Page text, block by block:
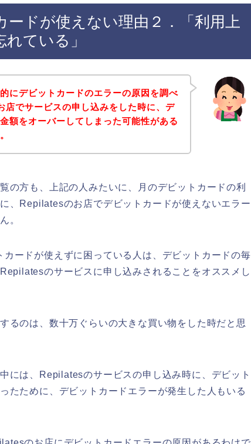
ードが使えない理由２．「利用上
ている」
にデビットカードのエラーの原因を調べ
でサービスの申し込みをした時に、デ
額をオーバーしてしまった可能性がある
の方も、上記の人みたいに、月のデビットカードの利
、Repilatesのお店でデビットカードが使えないエラー
。
ードが使えずに困っている人は、デビットカードの毎
のサービスに申し込みされることをオススメし
るのは、数十万ぐらいの大きな買い物をした時だと思
には、Repilatesのサービスの申し込み時に、デビット
たために、デビットカードエラーが発生した人もいる